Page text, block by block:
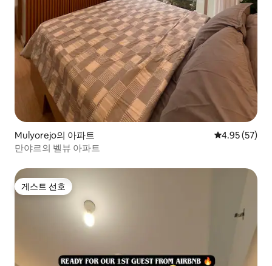
Mulyorejo의 아파트 평점 4.95점(5
4.95 (57)
만야르의 벨뷰 아파트
게스트 선호
게스트 선호